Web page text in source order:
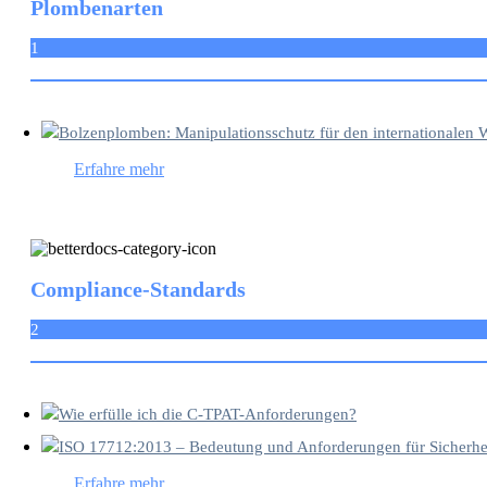
Plombenarten
1
Bolzenplomben: Manipulationsschutz für den internationalen
Erfahre mehr
Compliance-Standards
2
Wie erfülle ich die C-TPAT-Anforderungen?
ISO 17712:2013 – Bedeutung und Anforderungen für